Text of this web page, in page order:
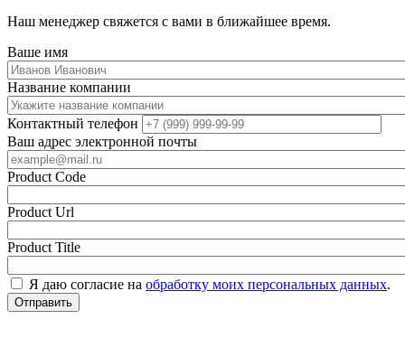
Наш менеджер свяжется с вами в ближайшее время.
Ваше имя
Название компании
Контактный телефон
Ваш адрес электронной почты
Product Code
Product Url
Product Title
Я даю согласие на обработку моих персональных данных.
Отправить